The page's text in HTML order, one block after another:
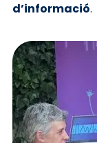
d’informació.